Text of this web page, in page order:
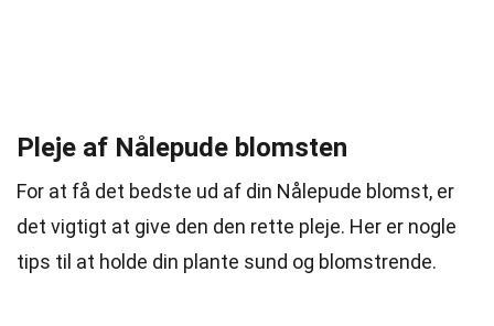
Pleje af Nålepude blomsten
For at få det bedste ud af din Nålepude blomst, er
det vigtigt at give den den rette pleje. Her er nogle
tips til at holde din plante sund og blomstrende.